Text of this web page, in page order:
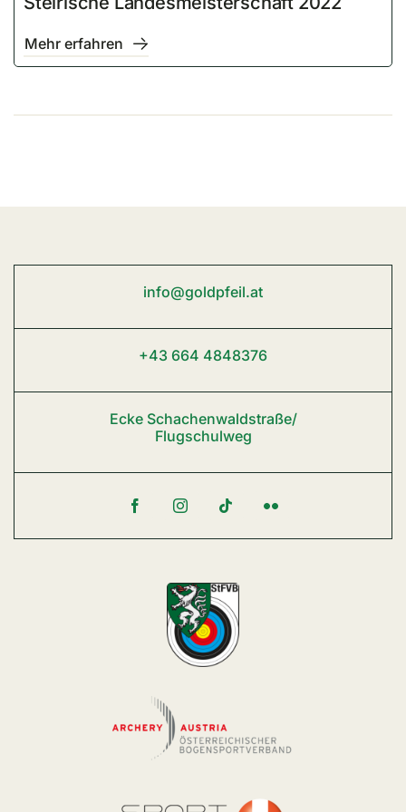
Mehr erfahren
info@goldpfeil.at
+43 664 4848376
Ecke Schachenwaldstraße/
Flugschulweg